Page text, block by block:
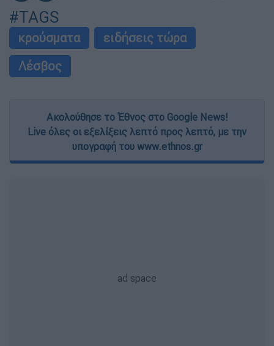
#TAGS
κρούσματα
ειδήσεις τώρα
Λέσβος
Ακολούθησε το Έθνος στο Google News!
Live όλες οι εξελίξεις λεπτό προς λεπτό, με την
υπογραφή του www.ethnos.gr